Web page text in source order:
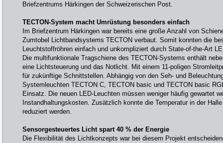
Briefzentrums Härkingen der Schweizerischen Post.
TECTON-System macht Umrüstung besonders einfach
Im Briefzentrum Härkingen war bereits eine große Anzahl von
Zumtobel Lichtbandsystems TECTON verbaut. Somit konnten die
Leuchtstoffröhren einfach und unkompliziert durch State-of-the-Art
Die multifunktionale Tragschiene des TECTON-Systems enthält
eine Lichtsteuerung und das Notlicht. Mit einem 11-poligen
für zukünftige Schnittstellen. Abhängig von den Seh- und
Systemleuchten TECTON C, TECTON basic und TECTON basic
Einsatz. Die neuen LED-Leuchten müssen weniger häufig gewartet
Instandhaltungskosten. Zusätzlich konnte die Temperatur in der
reduziert werden.
Sensorgesteuertes Licht spart 40 % der Energie
Die Flexibilität des Lichtkonzepts war bei diesem Projekt